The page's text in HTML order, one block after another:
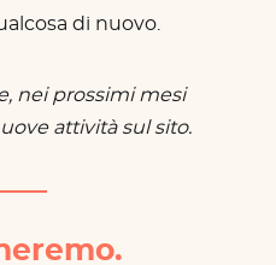
di nuovo.
nei prossimi mesi
attività sul sito.